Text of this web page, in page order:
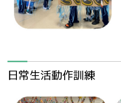
日常生活動作訓練